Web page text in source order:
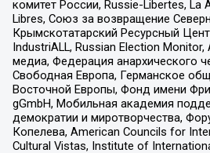
комитет России, Russie-Libertes, La
Libres, Союз за возвращение
Крымскотатарский Ресурсный
IndustriALL, Russian Election
медиа, Федерация анархического
Свободная Европа, Германское
Восточной Европы, Фонд имени
gGmbH, Мобильная академия
демократии и миротворчества,
Копелева, American Councils for
Cultural Vistas, Institute of